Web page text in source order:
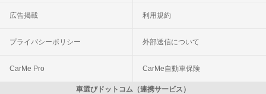
広告掲載 利用規約
プライバシーポリシー 外部送信について
CarMe Pro CarMe自動車保険
車選びドットコム（連携サービス）